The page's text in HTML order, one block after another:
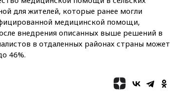
13:19WP: Трамп определился
со своим преемником
13:13СК возбудил дело по
факту гибели женщины и
ударе ВСУ по складу
пострадали пять человек
для жителей, которые ранее могли
медицинской помощи,
внедрения описанных выше решений в
в отдаленных районах страны может
46%.